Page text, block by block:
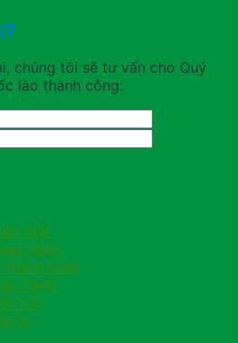
7
chúng tôi sẽ tư vấn cho Quý
lào thành công:
mật
nhận
thanh toán
hành
trả
lý